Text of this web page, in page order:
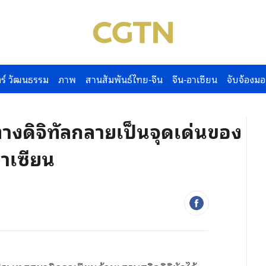
วัฒนธรรม ภาพ สานสัมพันธ์ไทย-จีน จีน-อาเซียน จับจ้องม
งดิจิทัลกลายเป็นจุดเด่นของ
เซียน